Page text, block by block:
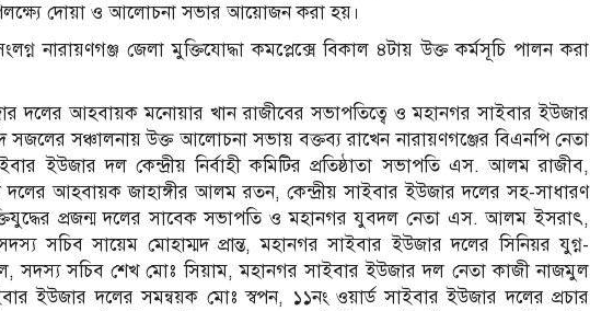
দোয়া ও আলোচনা সভার আয়োজন করা হয়।
নারায়ণগঞ্জ জেলা মুক্তিযোদ্ধা কমপ্লেক্সে বিকাল ৪টায় উক্ত কর্মসূচি পালন করা
দলের আহবায়ক মনোয়ার খান রাজীবের সভাপতিত্বে ও মহানগর সাইবার ইউজার
সঞ্চালনায় উক্ত আলোচনা সভায় বক্তব্য রাখেন নারায়ণগঞ্জের বিএনপি নেতা
ইউজার দল কেন্দ্রীয় নির্বাহী কমিটির প্রতিষ্ঠাতা সভাপতি এস. আলম রাজীব,
দলের আহবায়ক জাহাঙ্গীর আলম রতন, কেন্দ্রীয় সাইবার ইউজার দলের সহ-সাধারণ
প্রজন্ম দলের সাবেক সভাপতি ও মহানগর যুবদল নেতা এস. আলম ইসরাৎ,
সচিব সায়েম মোহাম্মদ প্রান্ত, মহানগর সাইবার ইউজার দলের সিনিয়র যুগ্ন-
সচিব শেখ মোঃ সিয়াম, মহানগর সাইবার ইউজার দল নেতা কাজী নাজমুল
ইউজার দলের সমন্বয়ক মোঃ স্বপন, ১১নং ওয়ার্ড সাইবার ইউজার দলের প্রচার